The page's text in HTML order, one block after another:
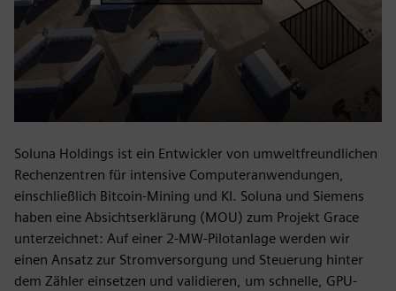
Soluna Holdings ist ein Entwickler von umweltfreundlichen
Rechenzentren für intensive Computeranwendungen,
einschließlich Bitcoin-Mining und KI. Soluna und Siemens
haben eine Absichtserklärung (MOU) zum Projekt Grace
unterzeichnet: Auf einer 2-MW-Pilotanlage werden wir
einen Ansatz zur Stromversorgung und Steuerung hinter
dem Zähler einsetzen und validieren, um schnelle, GPU-